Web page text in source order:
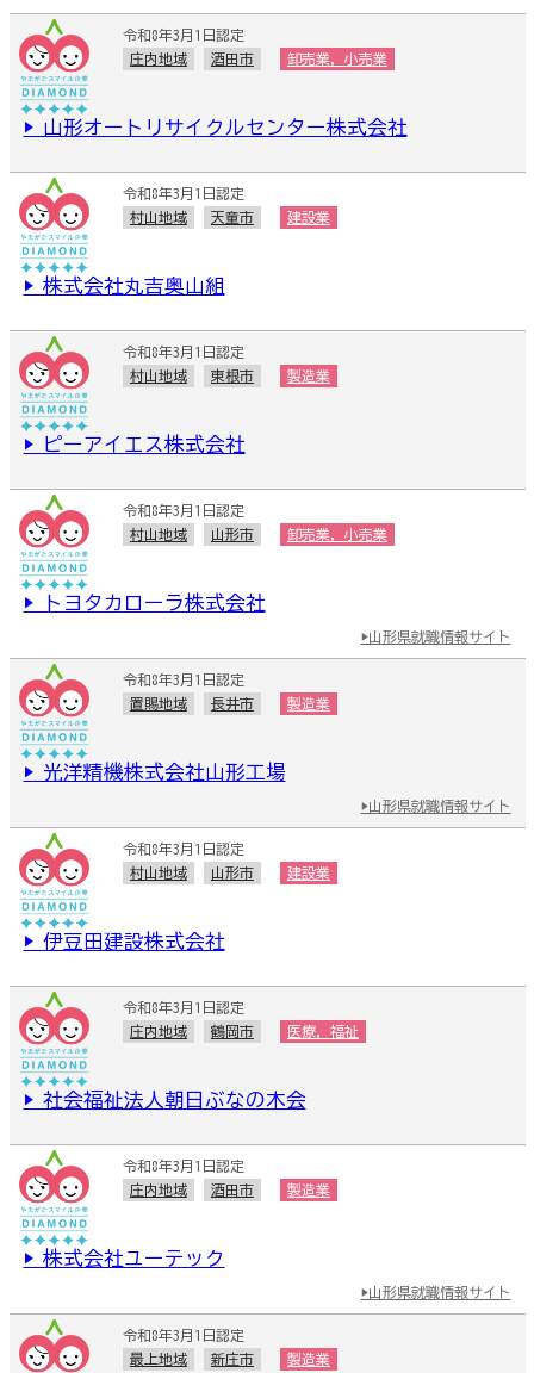
令和8年3月1日認定
庄内地域
酒田市 卸売業，小売業
▶ 山形オートリサイクルセンター株式会社
令和8年3月1日認定
村山地域
天童市 建設業
▶ 株式会社丸吉奥山組
令和8年3月1日認定
村山地域
東根市 製造業
▶ ピーアイエス株式会社
令和8年3月1日認定
村山地域
山形市 卸売業，小売業
▶ トヨタカローラ株式会社
▶山形県就職情報サイト
令和8年3月1日認定
置賜地域
長井市 製造業
▶ 光洋精機株式会社山形工場
▶山形県就職情報サイト
令和8年3月1日認定
村山地域
山形市 建設業
▶ 伊豆田建設株式会社
令和8年3月1日認定
庄内地域
鶴岡市 医療，福祉
▶ 社会福祉法人朝日ぶなの木会
令和8年3月1日認定
庄内地域
酒田市 製造業
▶ 株式会社ユーテック
▶山形県就職情報サイト
令和8年3月1日認定
最上地域
新庄市 製造業